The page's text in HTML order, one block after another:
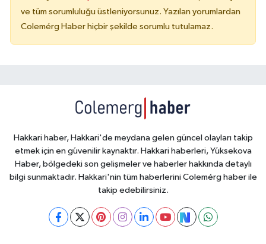
ve tüm sorumluluğu üstleniyorsunuz. Yazılan yorumlardan
Colemérg Haber hiçbir şekilde sorumlu tutulamaz.
Hakkari haber, Hakkari'de meydana gelen güncel olayları takip
etmek için en güvenilir kaynaktır. Hakkari haberleri, Yüksekova
Haber, bölgedeki son gelişmeler ve haberler hakkında detaylı
bilgi sunmaktadır. Hakkari'nin tüm haberlerini Colemérg haber ile
takip edebilirsiniz.